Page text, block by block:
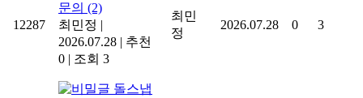
12287
문의 (2)
최민정 |
2026.07.28 | 추천
0 | 조회 3
최민
정
2026.07.28 0 3
돌스냅